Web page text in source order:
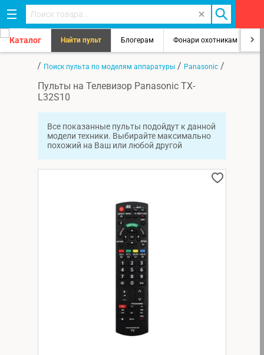
Каталог Найти пульт Блогерам Фонари охотникам
/ Поиск пульта по моделям аппаратуры / Panasonic /
Пульты на Телевизор Panasonic TX-
L32S10
Все показанные пульты подойдут к данной
модели техники. Выбирайте максимально
похожий на Ваш или любой другой